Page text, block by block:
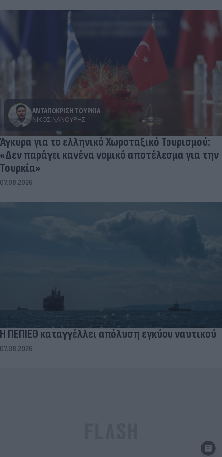
ΑΝΤΑΠΟΚΡΙΣΗ ΤΟΥΡΚΙΑ
ΝΊΚΟΣ ΝΑΝΟΎΡΗΣ
Άγκυρα για το ελληνικό Χωροταξικό Τουρισμού:
«Δεν παράγει κανένα νομικό αποτέλεσμα για την
Τουρκία»
07.08.2026
Η ΠΕΠΙΕΘ καταγγέλλει απόλυση εγκύου ναυτικού
07.08.2026